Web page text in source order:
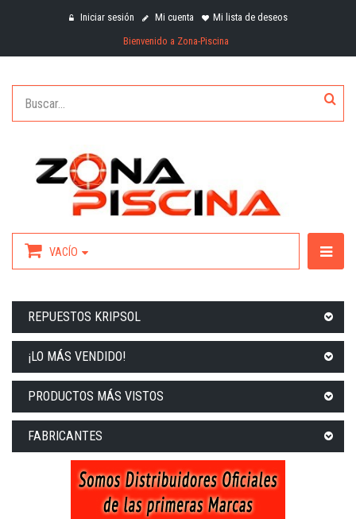
Iniciar sesión Mi cuenta
Mi lista de deseos
Bienvenido a Zona-Piscina
VACÍO
REPUESTOS KRIPSOL
¡LO MÁS VENDIDO!
PRODUCTOS MÁS VISTOS
FABRICANTES